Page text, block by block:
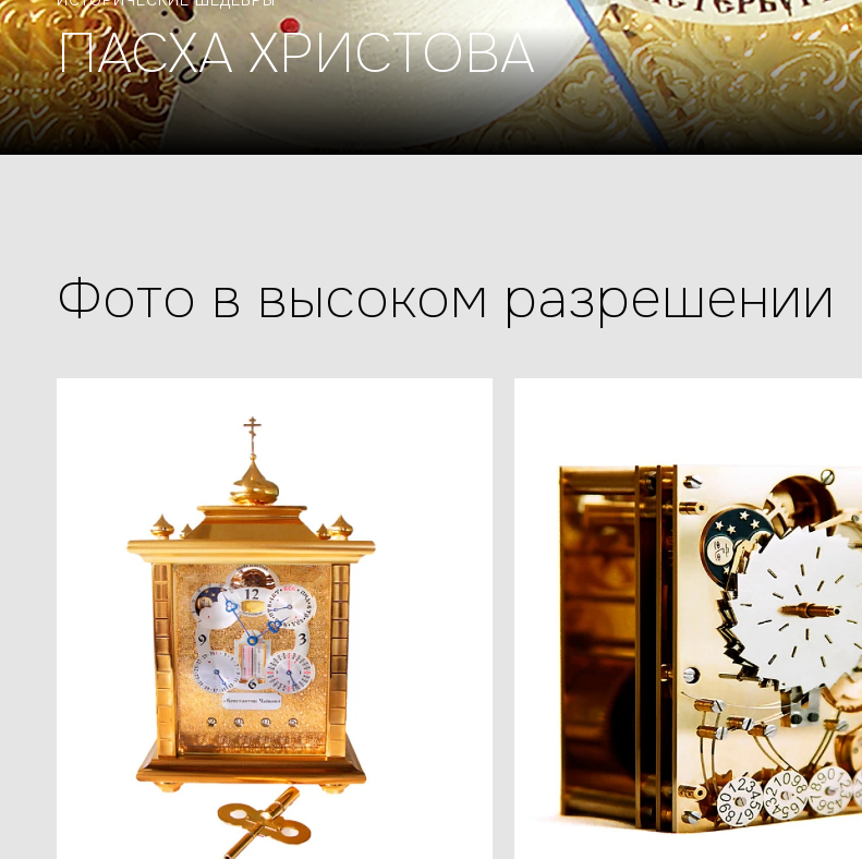
ПАСХА ХРИСТОВА
Фото в высоком разрешении